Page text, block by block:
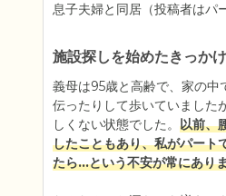
息子夫婦と同居（投稿者はパ
施設探しを始めたきっか
義母は95歳と高齢で、家の中
伝ったりして歩いていました
しくない状態でした。 以前、
したこともあり、私がパート
たら…という不安が常にあり